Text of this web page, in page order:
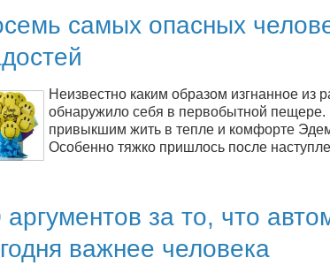
самых опасных
Неизвестно каким образом изгнанное из
обнаружило себя в первобытной
привыкшим жить в тепле и комфорте
Особенно тяжко пришлось после
аргументов за то, что
важнее человека